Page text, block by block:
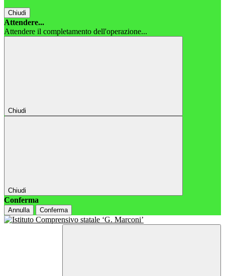
Chiudi
Attendere...
Attendere il completamento dell'operazione...
Chiudi
Chiudi
Conferma
Annulla Conferma